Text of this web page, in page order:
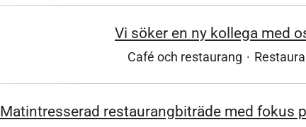
Vi söker en ny kollega med
Café och restaurang ·
Matintresserad restaurangbiträde med fokus